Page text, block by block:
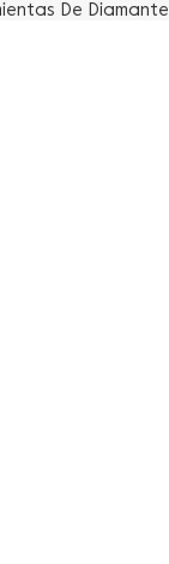
De Diamante